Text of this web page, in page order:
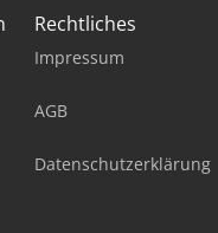
200 Kva
Diesel
100 T
Rechtliches
Impressum
AGB
Datenschutzerklärung